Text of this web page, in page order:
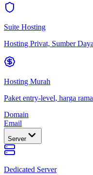
Suite Hosting
Hosting Privat, Sumber
Hosting Murah
Paket entry-level, harga
Domain
Email
Server
Dedicated Server